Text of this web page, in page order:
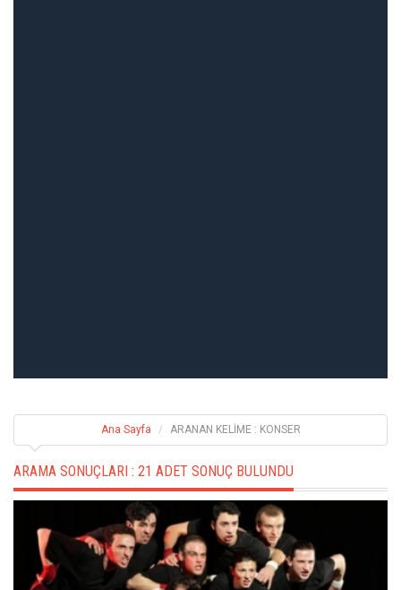
Ana Sayfa ARANAN KELİME : KONSER
ARAMA SONUÇLARI : 21 ADET SONUÇ BULUNDU